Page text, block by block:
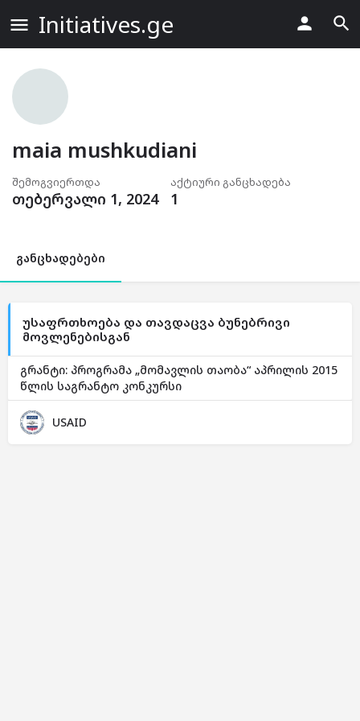
Initiatives.ge
maia mushkudiani
შემოგვიერთდა
თებერვალი 1, 2024
აქტიური განცხადება
1
განცხადებები
უსაფრთხოება და თავდაცვა ბუნებრივი
მოვლენებისგან
გრანტი: პროგრამა „მომავლის თაობა“ აპრილის 2015
წლის საგრანტო კონკურსი
USAID